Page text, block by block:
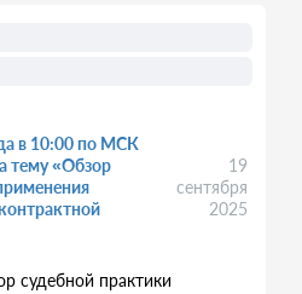
в 10:00 по МСК
тему «Обзор
19
сентября
2025
судебной практики